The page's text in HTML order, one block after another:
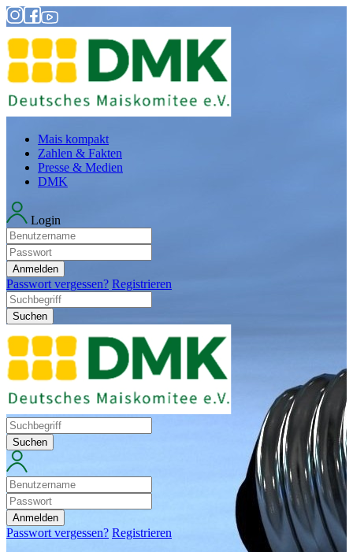
Mais kompakt
Zahlen & Fakten
Presse & Medien
DMK
Login
Anmelden
Passwort vergessen? Registrieren
Suchen
Suchen
Anmelden
Passwort vergessen? Registrieren